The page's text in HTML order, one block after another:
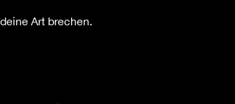
Art brechen.